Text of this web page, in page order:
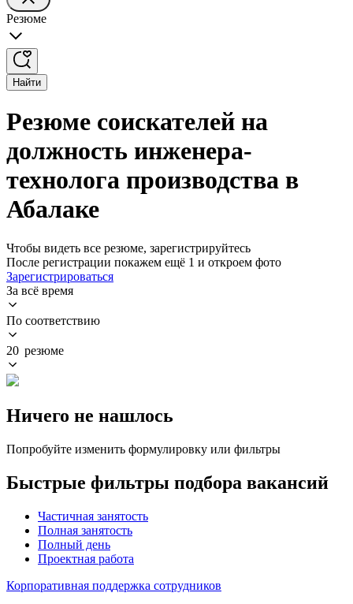
Резюме
Найти
Резюме соискателей на
должность инженера-
технолога производства в
Абалаке
Чтобы видеть все резюме, зарегистрируйтесь
После регистрации покажем ещё 1 и откроем фото
Зарегистрироваться
За всё время
По соответствию
20 резюме
Ничего не нашлось
Попробуйте изменить формулировку или фильтры
Быстрые фильтры подбора вакансий
Частичная занятость
Полная занятость
Полный день
Проектная работа
Корпоративная поддержка сотрудников